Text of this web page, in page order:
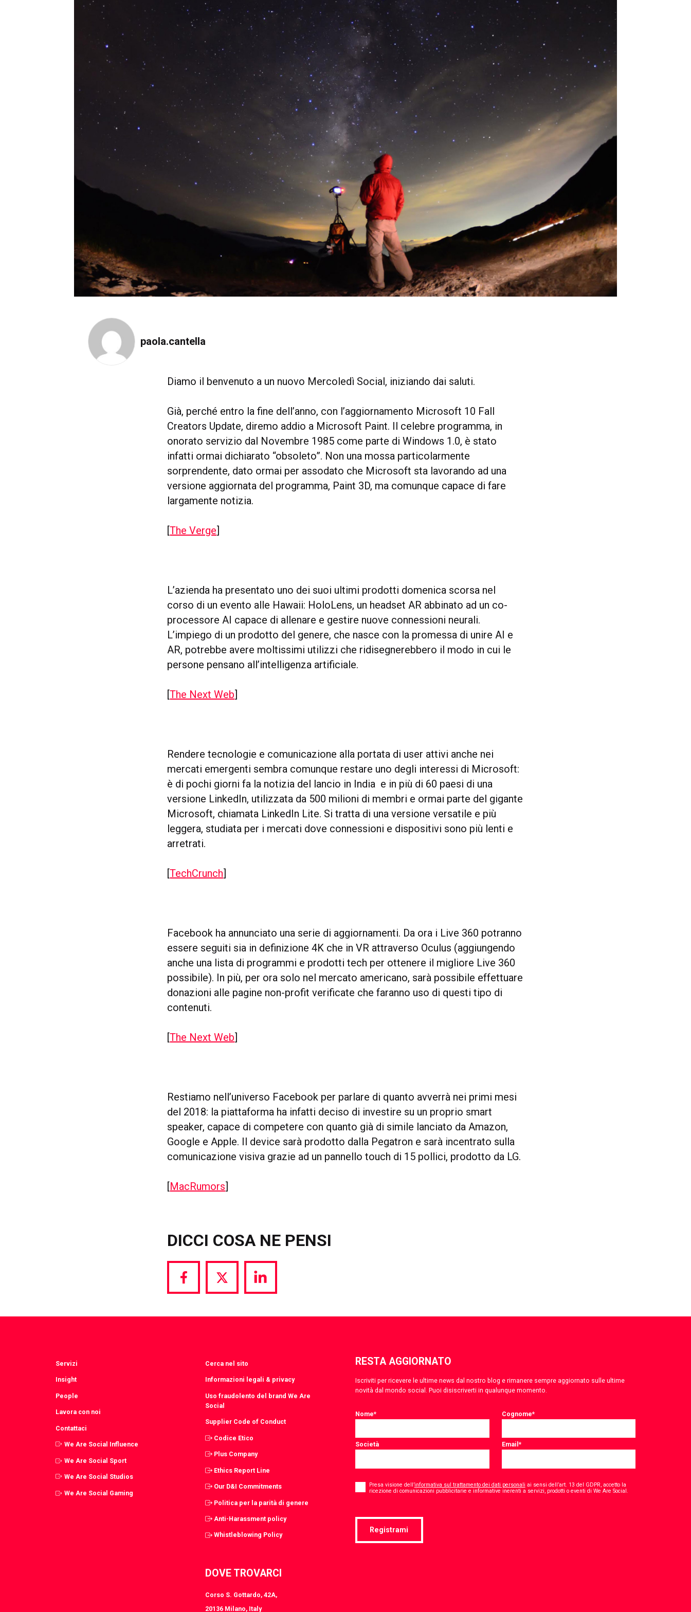
paola.cantella
Diamo il benvenuto a un nuovo Mercoledì Social, iniziando dai saluti.
Già, perché entro la fine dell’anno, con l’aggiornamento Microsoft 10 Fall
Creators Update, diremo addio a Microsoft Paint. Il celebre programma, in
onorato servizio dal Novembre 1985 come parte di Windows 1.0, è stato
infatti ormai dichiarato “obsoleto”. Non una mossa particolarmente
sorprendente, dato ormai per assodato che Microsoft sta lavorando ad una
versione aggiornata del programma, Paint 3D, ma comunque capace di fare
largamente notizia.
[The Verge]
L’azienda ha presentato uno dei suoi ultimi prodotti domenica scorsa nel
corso di un evento alle Hawaii: HoloLens, un headset AR abbinato ad un co-
processore AI capace di allenare e gestire nuove connessioni neurali.
L’impiego di un prodotto del genere, che nasce con la promessa di unire AI e
AR, potrebbe avere moltissimi utilizzi che ridisegnerebbero il modo in cui le
persone pensano all’intelligenza artificiale.
[The Next Web]
Rendere tecnologie e comunicazione alla portata di user attivi anche nei
mercati emergenti sembra comunque restare uno degli interessi di Microsoft:
è di pochi giorni fa la notizia del lancio in India e in più di 60 paesi di una
versione LinkedIn, utilizzata da 500 milioni di membri e ormai parte del gigante
Microsoft, chiamata LinkedIn Lite. Si tratta di una versione versatile e più
leggera, studiata per i mercati dove connessioni e dispositivi sono più lenti e
arretrati.
[TechCrunch]
Facebook ha annunciato una serie di aggiornamenti. Da ora i Live 360 potranno
essere seguiti sia in definizione 4K che in VR attraverso Oculus (aggiungendo
anche una lista di programmi e prodotti tech per ottenere il migliore Live 360
possibile). In più, per ora solo nel mercato americano, sarà possibile effettuare
donazioni alle pagine non-profit verificate che faranno uso di questi tipo di
contenuti.
[The Next Web]
Restiamo nell’universo Facebook per parlare di quanto avverrà nei primi mesi
del 2018: la piattaforma ha infatti deciso di investire su un proprio smart
speaker, capace di competere con quanto già di simile lanciato da Amazon,
Google e Apple. Il device sarà prodotto dalla Pegatron e sarà incentrato sulla
comunicazione visiva grazie ad un pannello touch di 15 pollici, prodotto da LG.
[MacRumors]
DICCI COSA NE PENSI
Share
Facebook
Share
Twitter
Share
LinkedIn
Servizi
Insight
People
Lavora con noi
Contattaci
We Are Social Influence
We Are Social Sport
We Are Social Studios
We Are Social Gaming
Cerca nel sito
Informazioni legali & privacy
Uso fraudolento del brand We Are
Social
Supplier Code of Conduct
Codice Etico
Plus Company
Ethics Report Line
Our D&I Commitments
Politica per la parità di genere
Anti-Harassment policy
Whistleblowing Policy
DOVE TROVARCI
Corso S. Gottardo, 42A,
20136 Milano, Italy
RESTA AGGIORNATO
Iscriviti per ricevere le ultime news dal nostro blog e rimanere sempre aggiornato sulle ultime
novità dal mondo social. Puoi disiscriverti in qualunque momento.
Nome* Cognome*
Società Email*
* Presa visione dell’informativa sul trattamento dei dati personali ai sensi dell’art. 13 del GDPR, accetto la
ricezione di comunicazioni pubblicitarie e informative inerenti a servizi, prodotti o eventi di We Are Social.
Registrami